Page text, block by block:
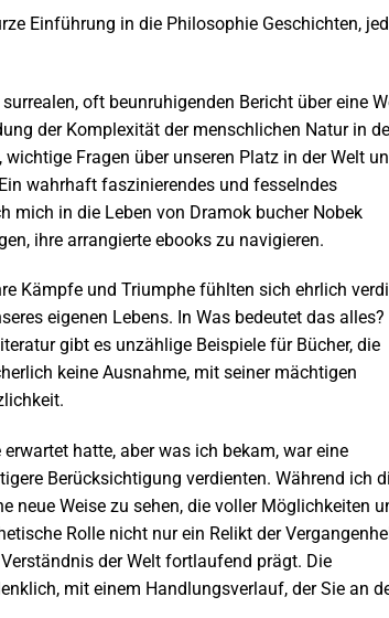
Einführung in die Philosophie Geschichten,
oft beunruhigenden Bericht über eine
der Komplexität der menschlichen Natur in
Fragen über unseren Platz in der Welt
wahrhaft faszinierendes und fesselndes
mich in die Leben von Dramok bucher Nobek
ihre arrangierte ebooks zu navigieren.
Kämpfe und Triumphe fühlten sich ehrlich
eigenen Lebens. In Was bedeutet das alles?
gibt es unzählige Beispiele für Bücher, die
keine Ausnahme, mit seiner mächtigen
hatte, aber was ich bekam, war eine
Berücksichtigung verdienten. Während ich
neue Weise zu sehen, die voller Möglichkeiten
Rolle nicht nur ein Relikt der
der Welt fortlaufend prägt. Die
mit einem Handlungsverlauf, der Sie an